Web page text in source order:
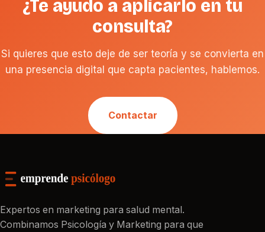
¿Te ayudo a aplicarlo en tu
consulta?
Si quieres que esto deje de ser teoría y se convierta en
una presencia digital que capta pacientes, hablemos.
Contactar
Expertos en marketing para salud mental.
Combinamos Psicología y Marketing para que